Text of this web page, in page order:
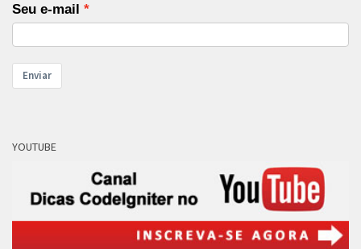
Seu e-mail
Enviar
YOUTUBE